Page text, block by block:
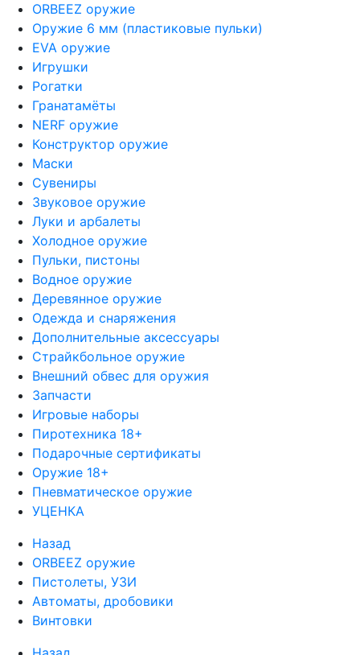
ORBEEZ оружие
Оружие 6 мм (пластиковые пульки)
EVA оружие
Игрушки
Рогатки
Гранатамёты
NERF оружие
Конструктор оружие
Маски
Сувениры
Звуковое оружие
Луки и арбалеты
Холодное оружие
Пульки, пистоны
Водное оружие
Деревянное оружие
Одежда и снаряжения
Дополнительные аксессуары
Страйкбольное оружие
Внешний обвес для оружия
Запчасти
Игровые наборы
Пиротехника 18+
Подарочные сертификаты
Оружие 18+
Пневматическое оружие
УЦЕНКА
Назад
ORBEEZ оружие
Пистолеты, УЗИ
Автоматы, дробовики
Винтовки